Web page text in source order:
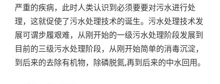
严重的疾病，此时人类认识到必须要要对污水进行处
理，这就促使了污水处理技术的诞生。污水处理技术发
展可谓步履艰难，从刚开始的一级污水处理阶段发展到
目前的三级污水处理阶段，从刚开始简单的消毒沉淀，
到后来的去除有机物，除磷脱氮,再到后来的中水回用。